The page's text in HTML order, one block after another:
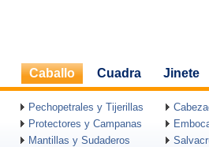
Caballo Cuadra Jinete
Pechopetrales y Tijerillas
Protectores y Campanas
Mantillas y Sudaderos